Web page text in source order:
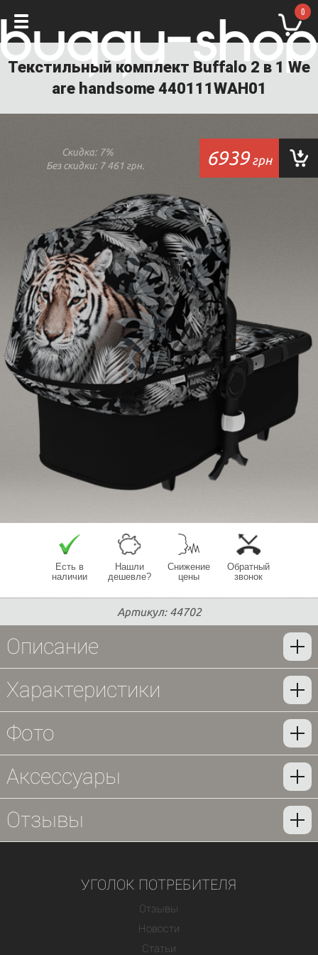
0
Текстильный комплект Buffalo 2 в 1 We
are handsome 440111WAH01
Скидка: 7%
Без скидки: 7 461 грн. 6939грн
Есть в
наличии
Нашли
дешевле?
Снижение
цены
Обратный
звонок
Артикул: 44702
Описание
Характеристики
Фото
Аксессуары
Отзывы
УГОЛОК ПОТРЕБИТЕЛЯ
Отзывы
Новости
Статьи